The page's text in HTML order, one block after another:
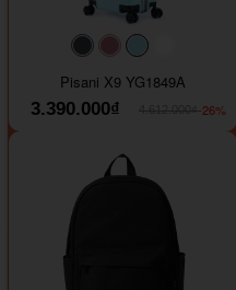
#40454a#b76e79
#9ad8e7
Pisani X9 YG1849A
3.390.000₫
-26%